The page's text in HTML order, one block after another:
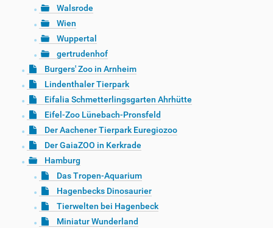
Walsrode
Wien
Wuppertal
gertrudenhof
Burgers' Zoo in Arnheim
Lindenthaler Tierpark
Eifalia Schmetterlingsgarten Ahrhütte
Eifel-Zoo Lünebach-Pronsfeld
Der Aachener Tierpark Euregiozoo
Der GaiaZOO in Kerkrade
Hamburg
Das Tropen-Aquarium
Hagenbecks Dinosaurier
Tierwelten bei Hagenbeck
Miniatur Wunderland